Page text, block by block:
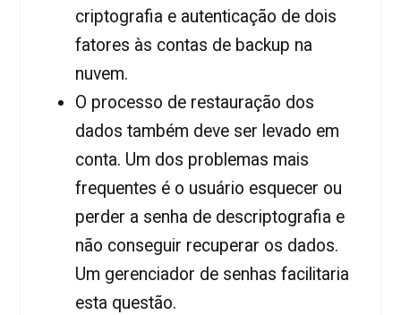
criptografia e autenticação de dois
fatores às contas de backup na
nuvem.
O processo de restauração dos
dados também deve ser levado em
conta. Um dos problemas mais
frequentes é o usuário esquecer ou
perder a senha de descriptografia e
não conseguir recuperar os dados.
Um gerenciador de senhas facilitaria
esta questão.